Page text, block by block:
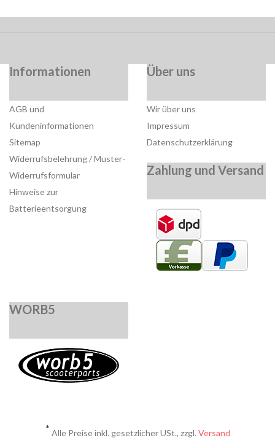
Informationen
AGB und
Kundeninformationen
Sitemap
Widerrufsbelehrung / Muster-
Widerrufsformular
Hinweise zur
Batterieentsorgung
Über uns
Wir über uns
Impressum
Datenschutzerklärung
Zahlung und Versand
WORB5
* Alle Preise inkl. gesetzlicher USt., zzgl. Versand